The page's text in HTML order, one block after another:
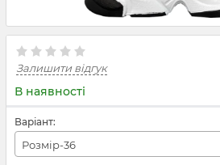
Залишити відгук
В наявності
Варіант:
Розмір-36